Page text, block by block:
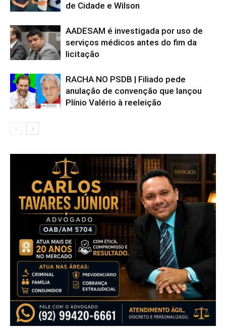
de Cidade e Wilson
AADESAM é investigada por uso de
serviços médicos antes do fim da
licitação
RACHA NO PSDB | Filiado pede
anulação de convenção que lançou
Plínio Valério à reeleição